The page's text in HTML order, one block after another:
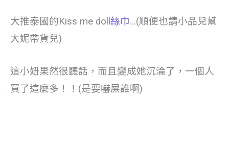
大推泰國的Kiss me doll 絲巾…(順便也請小品兒幫
大妮帶貨兒)
這小妞果然很聽話，而且變成她沉淪了，一個人
買了這麼多！！(是要嚇屎誰啊)